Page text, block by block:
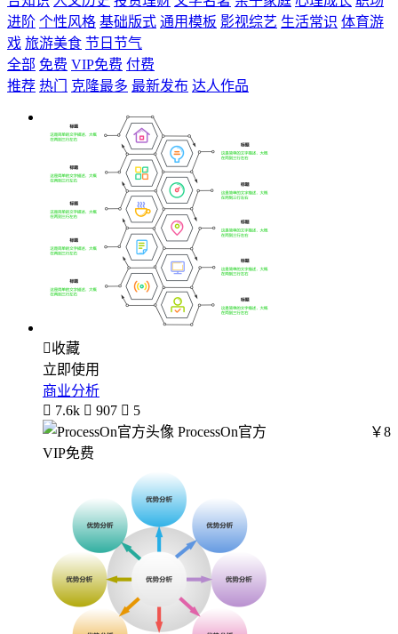
进阶 个性风格 基础版式 通用模板 影视综艺 生活常识 体育游
戏 旅游美食 节日节气
全部 免费 VIP免费 付费
推荐 热门 克隆最多 最新发布 达人作品
收藏
立即使用
商业分析
 7.6k  907  5
ProcessOn官方
￥8
VIP免费